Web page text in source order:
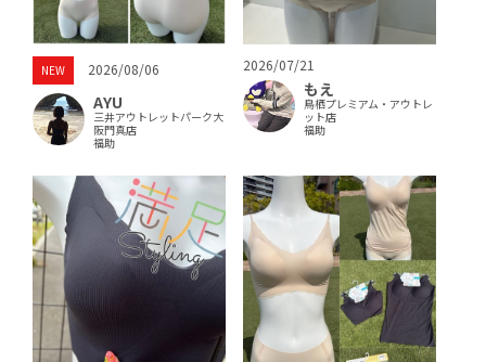
NEW 2026/08/06
AYU
三井アウトレットパーク大
阪門真店
福助
2026/07/21
もえ
鳥栖プレミアム・アウトレ
ット店
福助